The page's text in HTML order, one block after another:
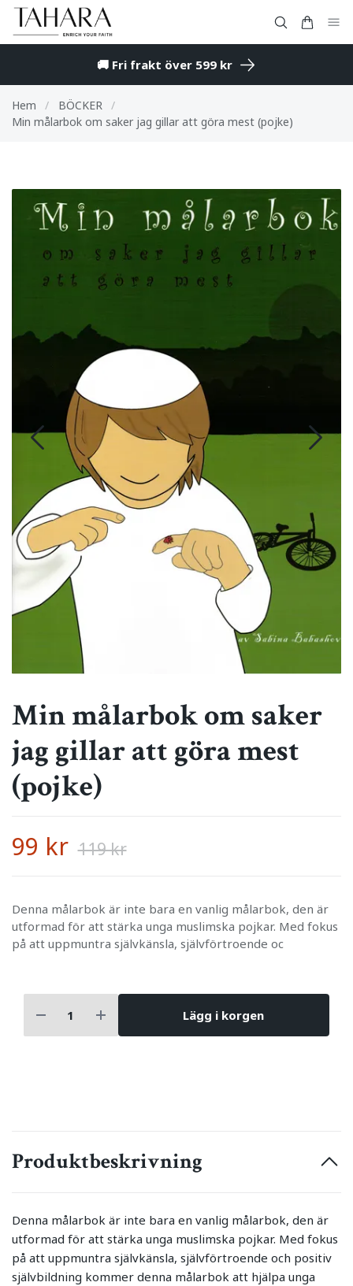
🚚 Fri frakt över 599 kr
Hem / BÖCKER
/
Min målarbok om saker jag gillar att göra mest (pojke)
Min målarbok om saker
jag gillar att göra mest
(pojke)
99 kr 119 kr
Denna målarbok är inte bara en vanlig målarbok, den är
utformad för att stärka unga muslimska pojkar. Med fokus
på att uppmuntra självkänsla, självförtroende oc
Lägg i korgen
Produktbeskrivning
Denna målarbok är inte bara en vanlig målarbok, den är
utformad för att stärka unga muslimska pojkar. Med fokus
på att uppmuntra självkänsla, självförtroende och positiv
självbildning kommer denna målarbok att hjälpa unga